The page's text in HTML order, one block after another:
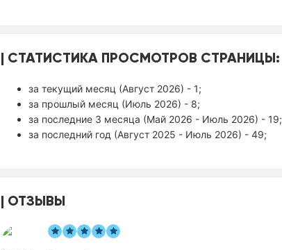
СТАТИСТИКА ПРОСМОТРОВ СТРАНИЦЫ:
за текущий месяц (Август 2026) - 1;
за прошлый месяц (Июль 2026) - 8;
за последние 3 месяца (Май 2026 - Июль 2026) - 19;
за последний год (Август 2025 - Июль 2026) - 49;
ОТЗЫВЫ